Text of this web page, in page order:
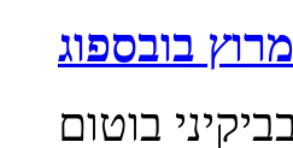
מרוץ בובספוג